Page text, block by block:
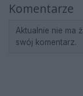
Komentarze
Aktualnie nie ma
swój komentarz.